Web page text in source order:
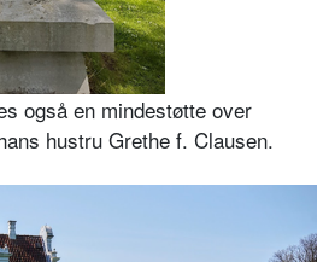
også en mindestøtte over
hustru Grethe f. Clausen.